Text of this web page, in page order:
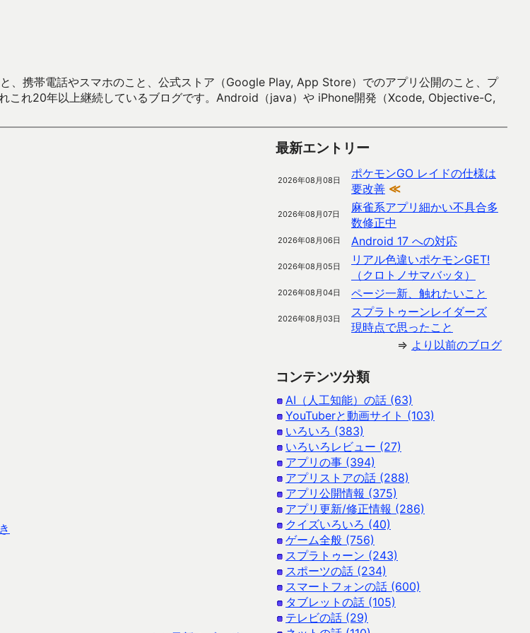
、携帯電話やスマホのこと、公式ストア（Google Play, App Store）でのアプリ公開のこと、プ
これ20年以上継続しているブログです。Android（java）や iPhone開発（Xcode, Objective-C,
最新エントリー
2026年08月08日
ポケモンGO レイドの仕様は
要改善 ≪
2026年08月07日
麻雀系アプリ細かい不具合多
数修正中
2026年08月06日 Android 17 への対応
2026年08月05日
リアル色違いポケモンGET!
（クロトノサマバッタ）
2026年08月04日 ページ一新、触れたいこと
2026年08月03日
スプラトゥーンレイダーズ
現時点で思ったこと
⇒ より以前のブログ
コンテンツ分類
AI（人工知能）の話 (63)
YouTuberと動画サイト (103)
いろいろ (383)
いろいろレビュー (27)
アプリの事 (394)
アプリストアの話 (288)
アプリ公開情報 (375)
アプリ更新/修正情報 (286)
クイズいろいろ (40)
ゲーム全般 (756)
スプラトゥーン (243)
スポーツの話 (234)
スマートフォンの話 (600)
タブレットの話 (105)
テレビの話 (29)